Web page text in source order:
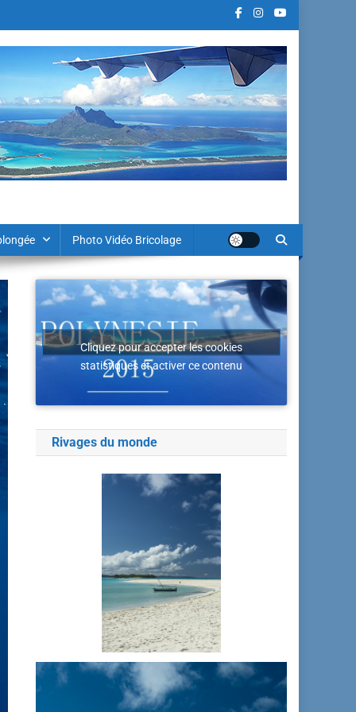
Photo Vidéo Bricolage
Cliquez pour accepter les cookies
statistiques et activer ce contenu
Rivages du monde